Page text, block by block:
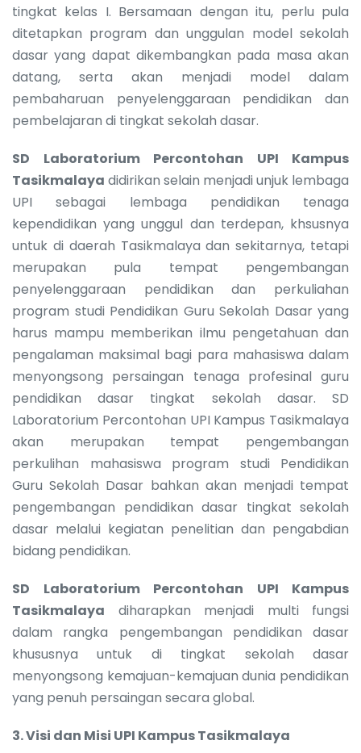
tingkat kelas I. Bersamaan dengan itu, perlu pula
ditetapkan program dan unggulan model sekolah
dasar yang dapat dikembangkan pada masa akan
datang, serta akan menjadi model dalam
pembaharuan penyelenggaraan pendidikan dan
pembelajaran di tingkat sekolah dasar.
SD Laboratorium Percontohan UPI Kampus
Tasikmalaya didirikan selain menjadi unjuk lembaga
UPI sebagai lembaga pendidikan tenaga
kependidikan yang unggul dan terdepan, khsusnya
untuk di daerah Tasikmalaya dan sekitarnya, tetapi
merupakan pula tempat pengembangan
penyelenggaraan pendidikan dan perkuliahan
program studi Pendidikan Guru Sekolah Dasar yang
harus mampu memberikan ilmu pengetahuan dan
pengalaman maksimal bagi para mahasiswa dalam
menyongsong persaingan tenaga profesinal guru
pendidikan dasar tingkat sekolah dasar. SD
Laboratorium Percontohan UPI Kampus Tasikmalaya
akan merupakan tempat pengembangan
perkulihan mahasiswa program studi Pendidikan
Guru Sekolah Dasar bahkan akan menjadi tempat
pengembangan pendidikan dasar tingkat sekolah
dasar melalui kegiatan penelitian dan pengabdian
bidang pendidikan.
SD Laboratorium Percontohan UPI Kampus
Tasikmalaya diharapkan menjadi multi fungsi
dalam rangka pengembangan pendidikan dasar
khususnya untuk di tingkat sekolah dasar
menyongsong kemajuan-kemajuan dunia pendidikan
yang penuh persaingan secara global.
3.Visi dan Misi UPI Kampus Tasikmalaya